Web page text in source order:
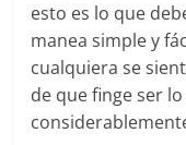
esto es lo que
manea simple y
cualquiera se
de que finge ser